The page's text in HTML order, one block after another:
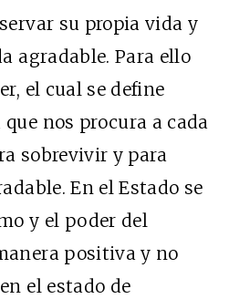
su propia vida y
agradable. Para ello
el cual se define
nos procura a cada
sobrevivir y para
En el Estado se
y el poder del
positiva y no
el estado de